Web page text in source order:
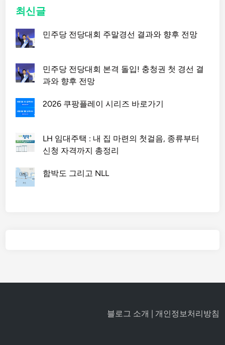
최신글
민주당 전당대회 주말경선 결과와 향후 전망
민주당 전당대회 본격 돌입! 충청권 첫 경선 결
과와 향후 전망
2026 쿠팡플레이 시리즈 바로가기
LH 임대주택 : 내 집 마련의 첫걸음, 종류부터
신청 자격까지 총정리
함박도 그리고 NLL
블로그 소개 | 개인정보처리방침